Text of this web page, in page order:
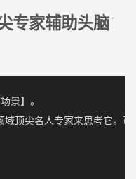
专家辅助头脑
景】。
顶尖名人专家来思考它。